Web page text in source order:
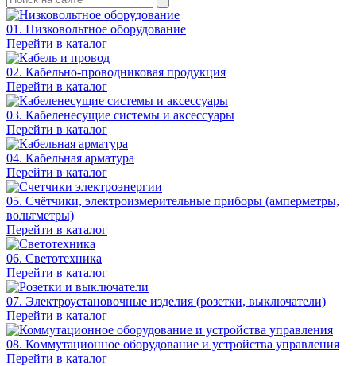
01. Низковольтное оборудование
Перейти в каталог
02. Кабельно-проводниковая продукция
Перейти в каталог
03. Кабеленесущие системы и аксессуары
Перейти в каталог
04. Кабельная арматура
Перейти в каталог
05. Счётчики, электроизмерительные приборы (амперметры,
вольтметры)
Перейти в каталог
06. Светотехника
Перейти в каталог
07. Электроустановочные изделия (розетки, выключатели)
Перейти в каталог
08. Коммутационное оборудование и устройства управления
Перейти в каталог